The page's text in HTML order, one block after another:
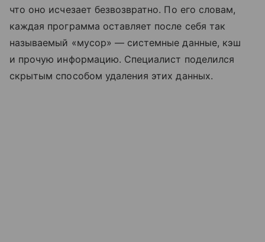
что оно исчезает безвозвратно. По его словам,
каждая программа оставляет после себя так
называемый «мусор» — системные данные, кэш
и прочую информацию. Специалист поделился
скрытым способом удаления этих данных.